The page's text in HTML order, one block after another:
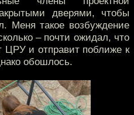
дверями, чтобы
Меня такое возбуждение
– почти ожидал, что
ЦРУ и отправит поближе к
обошлось.